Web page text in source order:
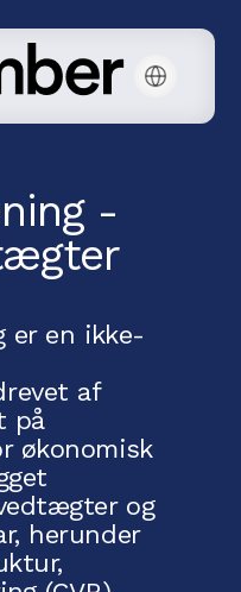
-
er en ikke-
af
på
økonomisk
og
herunder